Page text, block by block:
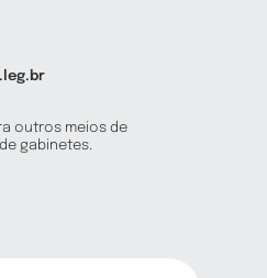
outros meios de
gabinetes.